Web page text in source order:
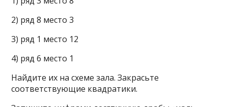
2) ряд 8 место 3
3) ряд 1 место 12
4) ряд 6 место 1
Найдите их на схеме зала. Закрасьте
соответствующие квадратики.